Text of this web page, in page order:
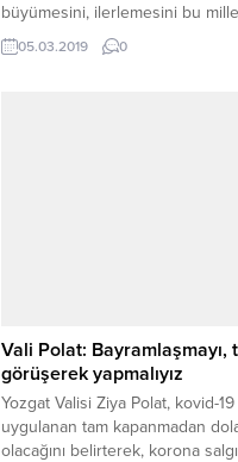
büyümesini, ilerlemesini bu
gezmesini, huzur içerisinde
şişiriyor. Ama FETÖ’nün
05.03.2019 0
Vali Polat:
görüşerek yapmalıyız
Yozgat Valisi Ziya Polat, kovid-19
uygulanan tam kapanmadan
olacağını belirterek, korona